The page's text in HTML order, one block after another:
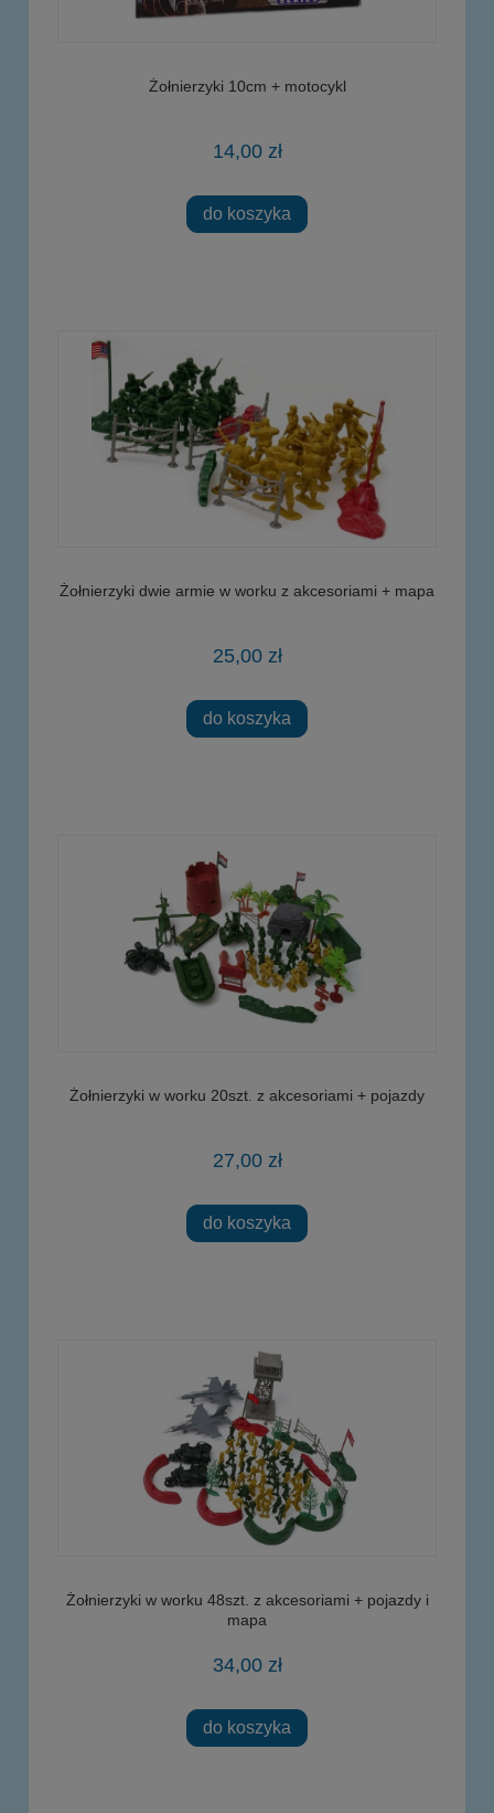
Żołnierzyki 10cm + motocykl
14,00 zł
do koszyka
Żołnierzyki dwie armie w worku z akcesoriami + mapa
25,00 zł
do koszyka
Żołnierzyki w worku 20szt. z akcesoriami + pojazdy
27,00 zł
do koszyka
Żołnierzyki w worku 48szt. z akcesoriami + pojazdy i
mapa
34,00 zł
do koszyka